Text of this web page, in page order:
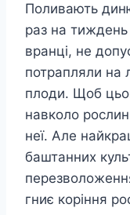
Поливають
раз на
вранці, не
потрапляли на
плоди. Щоб
навколо
неї. Але
баштанних
гниє коріння